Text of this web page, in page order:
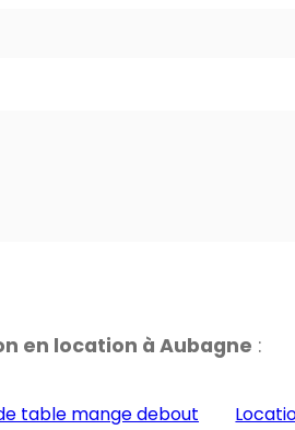
en location à Aubagne :
table mange debout